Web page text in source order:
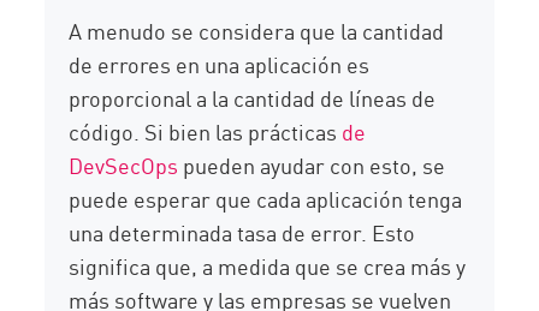
A menudo se considera que la cantidad
de errores en una aplicación es
proporcional a la cantidad de líneas de
código. Si bien las prácticas de
DevSecOps pueden ayudar con esto, se
puede esperar que cada aplicación tenga
una determinada tasa de error. Esto
significa que, a medida que se crea más y
más software y las empresas se vuelven